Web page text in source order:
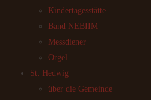
Kindertagesstätte
Band NEBIIM
Messdiener
Orgel
St. Hedwig
über die Gemeinde